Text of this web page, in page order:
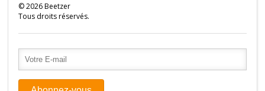
©2026Beetzer
Tous droits réservés.